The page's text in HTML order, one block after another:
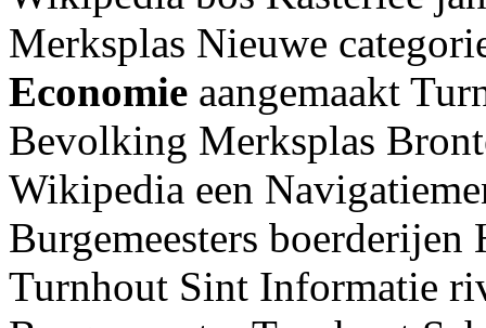
Merksplas Nieuwe
Economie aangemaakt
Bevolking Merksplas
Wikipedia een
Burgemeesters
Turnhout Sint Informatie